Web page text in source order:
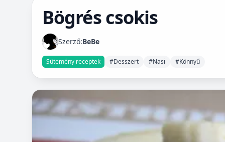
Bögrés csokis
Szerző:BeBe
Sütemény receptek #Desszert #Nasi #Könnyű